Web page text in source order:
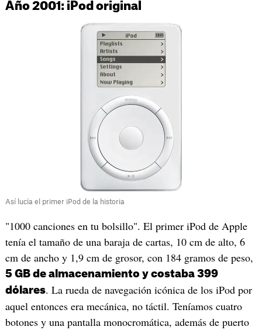
Año 2001: iPod original
Así lucía el primer iPod de la historia
"1000 canciones en tu bolsillo". El primer iPod de Apple
tenía el tamaño de una baraja de cartas, 10 cm de alto, 6
cm de ancho y 1,9 cm de grosor, con 184 gramos de peso,
5 GB de almacenamiento y costaba 399
dólares. La rueda de navegación icónica de los iPod por
aquel entonces era mecánica, no táctil. Teníamos cuatro
botones y una pantalla monocromática, además de puerto